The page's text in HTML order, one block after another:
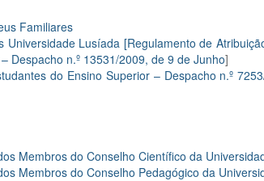
Familiares
Lusíada [Regulamento de
Despacho n.º 13531/2009, de 9 de Junho]
do Ensino Superior – Despacho n.º
Membros do Conselho Científico da
Membros do Conselho Pedagógico da